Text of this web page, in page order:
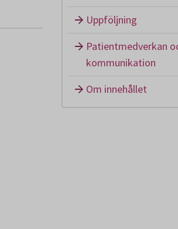
Uppföljning
Patientmedverkan
kommunikation
Om innehållet